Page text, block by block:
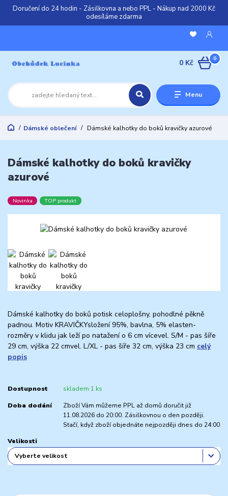
Doručení do 24 hodin - Zásilkovna a nebo PPL - Nákup nad 2000 Kč
odesíláme zdarma
Menu
0
0 Kč
Dámské oblečení Dámské kalhotky do boků kravičky azurové
Dámské kalhotky do boků kravičky
azurové
Novinka TOP produkt
Dámské kalhotky do boků potisk celoplošny, pohodlné pěkně
padnou. Motiv KRAVIČKYsložení 95%, bavlna, 5% elasten-
rozměry v klidu jak leží po natažení o 6 cm vícevel. S/M - pas šíře
29 cm, výška 22 cmvel. L/XL - pas šíře 32 cm, výška 23 cm celý
popis
Dostupnost skladem 1 ks
Doba dodání
Zboží Vám můžeme PPL až domů doručit již
11.08.2026 do 20:00. Zásilkovnou o den později.
Stačí, když zboží objednáte nejpozději dnes do 24:00
Velikosti